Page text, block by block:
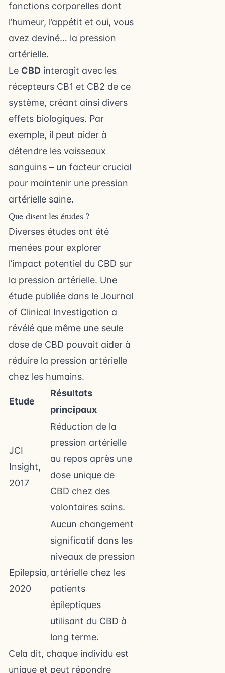
fonctions corporelles dont
l’humeur, l’appétit et oui, vous
avez deviné… la pression
artérielle.
Le CBD interagit avec les
récepteurs CB1 et CB2 de ce
système, créant ainsi divers
effets biologiques. Par
exemple, il peut aider à
détendre les vaisseaux
sanguins – un facteur crucial
pour maintenir une pression
artérielle saine.
Que disent les études ?
Diverses études ont été
menées pour explorer
l’impact potentiel du CBD sur
la pression artérielle. Une
étude publiée dans le Journal
of Clinical Investigation a
révélé que même une seule
dose de CBD pouvait aider à
réduire la pression artérielle
chez les humains.
Etude
Résultats
principaux
JCI
Insight,
2017
Réduction de la
pression artérielle
au repos après une
dose unique de
CBD chez des
volontaires sains.
Epilepsia,
2020
Aucun changement
significatif dans les
niveaux de pression
artérielle chez les
patients
épileptiques
utilisant du CBD à
long terme.
Cela dit, chaque individu est
unique et peut répondre